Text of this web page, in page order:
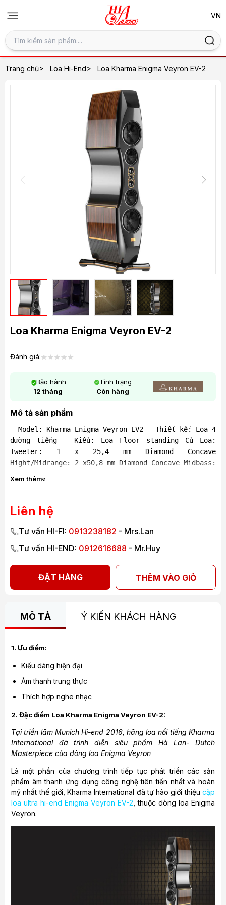
Trang chủ> Loa Hi-End> Loa Kharma Enigma Veyron EV-2
Loa Kharma Enigma Veyron EV-2
Đánh giá:
Bảo hành
12 tháng
Tình trạng
Còn hàng
Mô tả sản phẩm
- Model: Kharma Enigma Veyron EV­2 - Thiết kế: Loa 4
đường tiếng - Kiểu: Loa Floor standing Củ Loa:
Tweeter: 1 x 25,4 mm Diamond Concave
Hight/Midrange: 2 x50,8 mm Diamond Concave Midbass:
Độ nhạy: 120 dB - Trở kháng: 4 Ω - Công suất: 500W
­ 1000W - Kích thước (HxWxD): 1985 x 479 x 809 mm
Xem thêm
Liên hệ
Tư vấn HI-FI: 0913238182 - Mrs.Lan
Tư vấn HI-END: 0912616688 - Mr.Huy
ĐẶT HÀNG THÊM VÀO GIỎ
MÔ TẢ Ý KIẾN KHÁCH HÀNG
1. Ưu điểm:
Kiểu dáng hiện đại
Âm thanh trung thực
Thích hợp nghe nhạc
2. Đặc điểm Loa Kharma Enigma Veyron EV-2:
Tại triển lãm Munich Hi-end 2016, hãng loa nổi tiếng Kharma
International đã trình diễn siêu phẩm Hà Lan- Dutch
Masterpiece của dòng loa Enigma Veyron
Là một phần của chương trình tiếp tục phát triển các sản
phẩm âm thanh ứng dụng công nghệ tiên tiến nhất và hoàn
mỹ nhất thế giới, Kharma International đã tự hào giới thiệu cặp
loa ultra hi-end Enigma Veyron EV-2 , thuộc dòng loa Enigma
Veyron.